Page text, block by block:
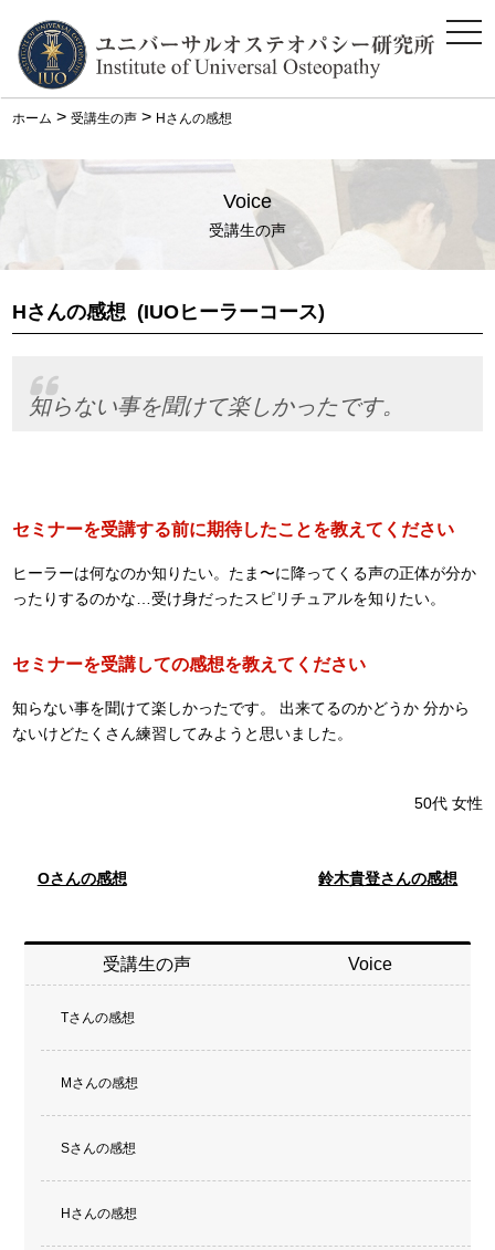
ホーム >受講生の声 > Hさんの感想
Voice
受講生の声
Hさんの感想 (IUOヒーラーコース)
知らない事を聞けて楽しかったです。
セミナーを受講する前に期待したことを教えてください
ヒーラーは何なのか知りたい。たま〜に降ってくる声の正体が分か
ったりするのかな…受け身だったスピリチュアルを知りたい。
セミナーを受講しての感想を教えてください
知らない事を聞けて楽しかったです。 出来てるのかどうか 分から
ないけどたくさん練習してみようと思いました。
50代 女性
Oさんの感想 鈴木貴登さんの感想
受講生の声 Voice
Tさんの感想
Mさんの感想
Sさんの感想
Hさんの感想
ス
マ